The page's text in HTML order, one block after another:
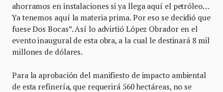
ahorramos en instalaciones si ya llega aquí el petróleo…
Ya tenemos aquí la materia prima. Por eso se decidió que
fuese Dos Bocas”. Así lo advirtió López Obrador en el
evento inaugural de esta obra, a la cual le destinará 8 mil
millones de dólares.
Para la aprobación del manifiesto de impacto ambiental
de esta refinería, que requerirá 560 hectáreas, no se